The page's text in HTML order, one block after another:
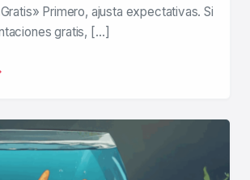
Primero, ajusta expectativas. Si
gratis, […]